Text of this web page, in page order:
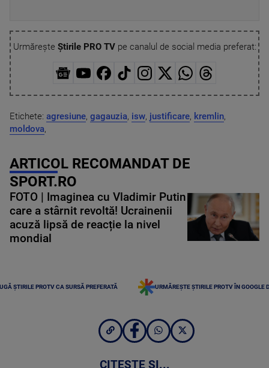
Urmărește Știrile PRO TVpe canalul de social media preferat:
Etichete: agresiune, gagauzia, isw, justificare, kremlin,
moldova,
ARTICOL RECOMANDAT DE
SPORT.RO
FOTO | Imaginea cu Vladimir Putin
care a stârnit revoltă! Ucrainenii
acuză lipsă de reacție la nivel
mondial
ȘTIRILE PROTV CA SURSĂ PREFERATĂ URMĂREȘTE ȘTIRILE PROTV ÎN GOOGLE
CITEȘTE ȘI...